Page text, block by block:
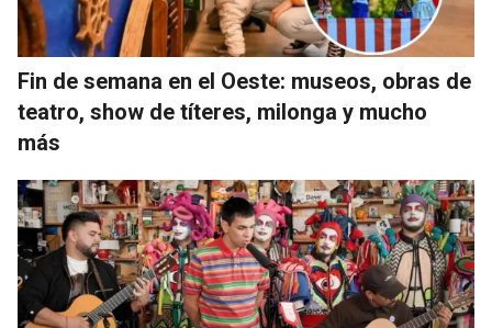
Fin de semana en el Oeste: museos, obras de
teatro, show de títeres, milonga y mucho
más